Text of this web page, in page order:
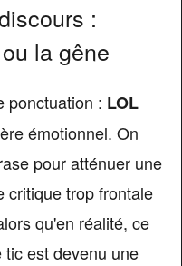
:
la gêne
ponctuation : LOL
émotionnel. On
pour atténuer une
critique trop frontale
qu'en réalité, ce
est devenu une